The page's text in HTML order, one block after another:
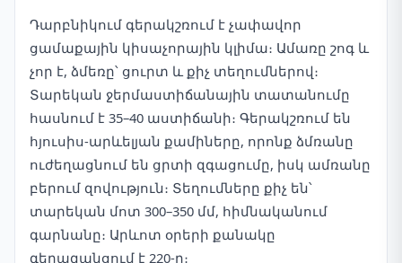
Դարբնիկում գերակշռում է չափավոր
ցամաքային կիսաչորային կլիմա։ Ամառը շոգ և
չոր է, ձմեռը՝ ցուրտ և քիչ տեղումներով։
Տարեկան ջերմաստիճանային տատանումը
հասնում է 35–40 աստիճանի։ Գերակշռում են
հյուսիս-արևելյան քամիները, որոնք ձմռանը
ուժեղացնում են ցրտի զգացումը, իսկ ամռանը
բերում զովություն։ Տեղումները քիչ են՝
տարեկան մոտ 300–350 մմ, հիմնականում
գարնանը։ Արևոտ օրերի քանակը
գերազանցում է 220-ը։